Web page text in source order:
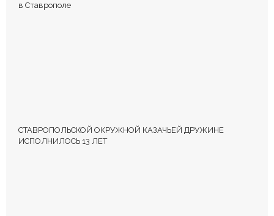
в Ставрополе
СТАВРОПОЛЬСКОЙ ОКРУЖНОЙ КАЗАЧЬЕЙ ДРУЖИНЕ
ИСПОЛНИЛОСЬ 13 ЛЕТ